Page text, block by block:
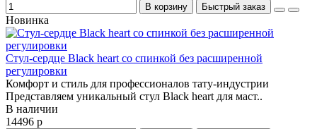
В корзину Быстрый заказ
Новинка
Стул-сердце Black heart со спинкой без расширенной
регулировки
Комфорт и стиль для профессионалов тату-индустрии
Представляем уникальный стул Black heart для маст..
В наличии
14496 р